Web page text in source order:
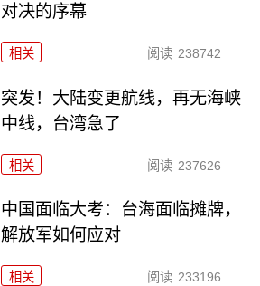
对决的序幕
相关 阅读 238742
突发！大陆变更航线，再无海峡
中线，台湾急了
相关 阅读 237626
中国面临大考：台海面临摊牌，
解放军如何应对
相关 阅读 233196